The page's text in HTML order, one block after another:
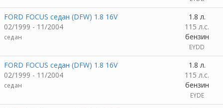
FORD FOCUS седан (DFW) 1.8 16V
02/1999 - 11/2004
седан
1.8 л.
115 л.с.
бензин
EYDD
FORD FOCUS седан (DFW) 1.8 16V
02/1999 - 11/2004
седан
1.8 л.
115 л.с.
бензин
EYDE